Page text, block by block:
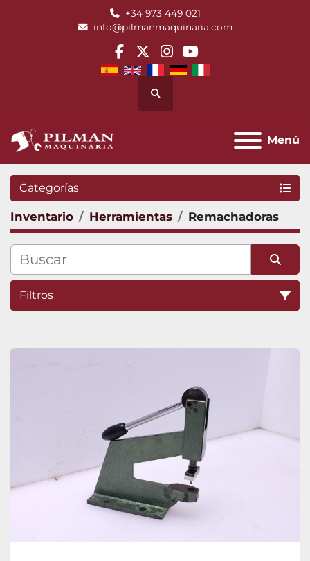
+34 973 449 021
info@pilmanmaquinaria.com
facebook
twitterinstagram
youtube
Buscar
Menú
Categorías
Inventario Herramientas Remachadoras
Filtros